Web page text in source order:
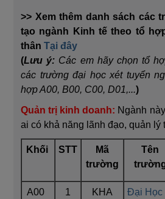
>> Xem thêm danh sách các
tạo ngành Kinh tế theo tổ
thân Tại đây
(Lưu ý: Các em hãy chọn tổ
các trường đại học xét tuyển
hợp A00, B00, C00, D01,...)
Quản trị kinhdoanh: Ngành
ai có khả năng lãnh đạo, quản lý
Khối STT
Mã
trường
Tên
A00 1 KHA Đại Học